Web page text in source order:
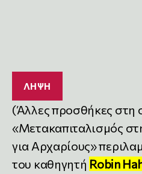
ΛΉΨΗ
(Άλλες προσθήκες στη
«Μετακαπιταλισμός
για Αρχαρίους»
του καθηγητή Robin